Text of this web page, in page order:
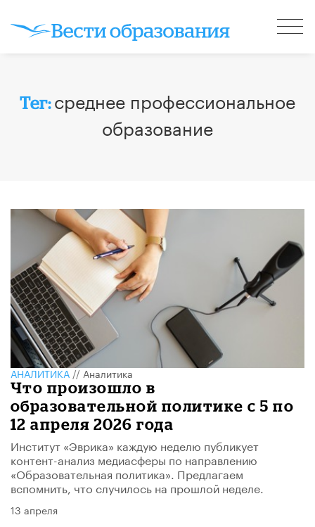
Тег:среднее профессиональное
образование
АНАЛИТИКА//Аналитика
Что произошло в
образовательной политике с 5 по
12 апреля 2026 года
Институт «Эврика» каждую неделю публикует
контент-анализ медиасферы по направлению
«Образовательная политика». Предлагаем
вспомнить, что случилось на прошлой неделе.
13 апреля